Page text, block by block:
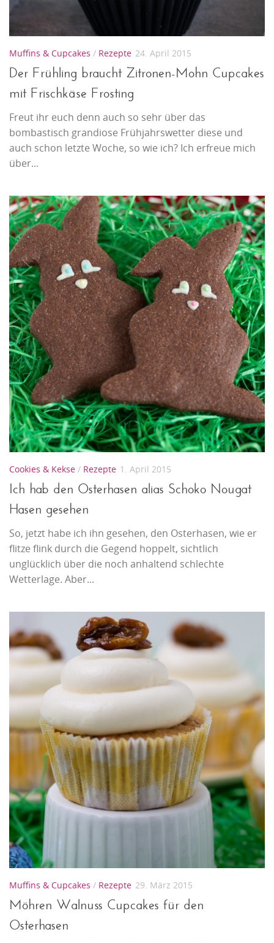
Muffins & Cupcakes / Rezepte 24. April 2015
Der Frühling braucht Zitronen-Mohn Cupcakes
mit Frischkäse Frosting
Freut ihr euch denn auch so sehr über das
bombastisch grandiose Frühjahrswetter diese und
auch schon letzte Woche, so wie ich? Ich erfreue mich
über...
Cookies & Kekse / Rezepte 1. April 2015
Ich hab den Osterhasen alias Schoko Nougat
Hasen gesehen
So, jetzt habe ich ihn gesehen, den Osterhasen, wie er
flitze flink durch die Gegend hoppelt, sichtlich
unglücklich über die noch anhaltend schlechte
Wetterlage. Aber...
Muffins & Cupcakes / Rezepte 29. März 2015
Möhren Walnuss Cupcakes für den
Osterhasen